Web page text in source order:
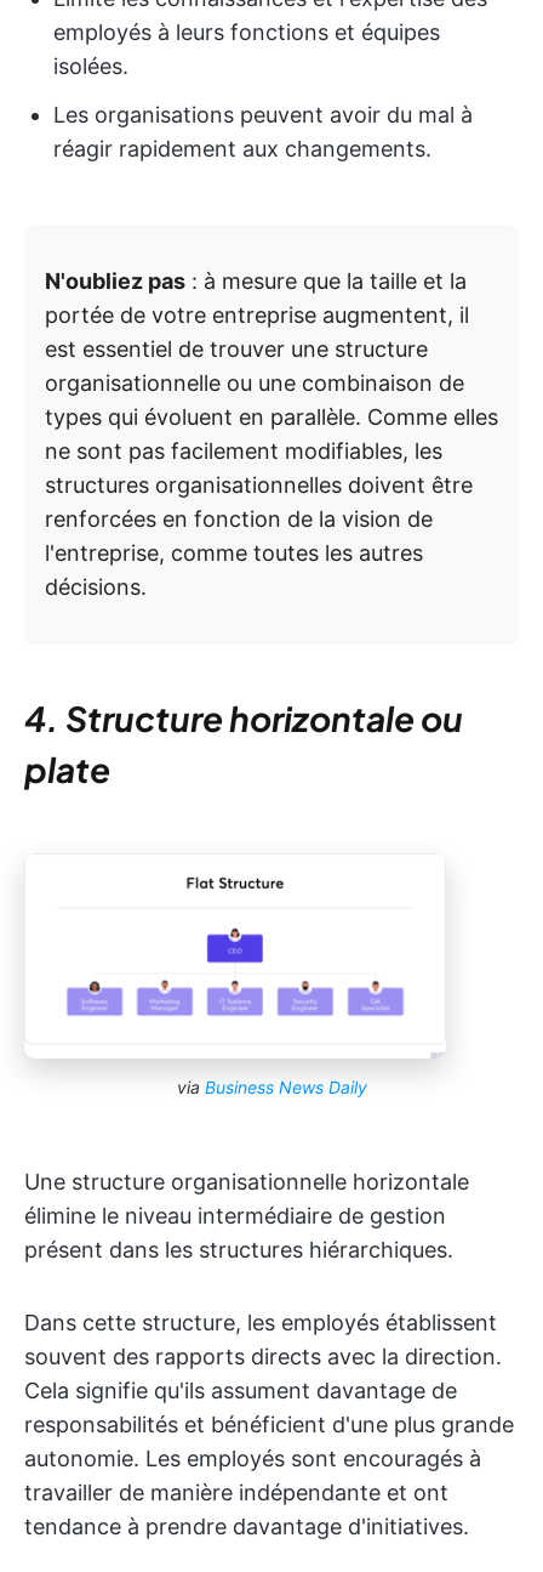
employés à leurs fonctions et équipes
isolées.
Les organisations peuvent avoir du mal à
réagir rapidement aux changements.
N'oubliez pas : à mesure que la taille et la
portée de votre entreprise augmentent, il
est essentiel de trouver une structure
organisationnelle ou une combinaison de
types qui évoluent en parallèle. Comme elles
ne sont pas facilement modifiables, les
structures organisationnelles doivent être
renforcées en fonction de la vision de
l'entreprise, comme toutes les autres
décisions.
4. Structure horizontale ou
plate
via Business News Daily
Une structure organisationnelle horizontale
élimine le niveau intermédiaire de gestion
présent dans les structures hiérarchiques.
Dans cette structure, les employés établissent
souvent des rapports directs avec la direction.
Cela signifie qu'ils assument davantage de
responsabilités et bénéficient d'une plus grande
autonomie. Les employés sont encouragés à
travailler de manière indépendante et ont
tendance à prendre davantage d'initiatives.